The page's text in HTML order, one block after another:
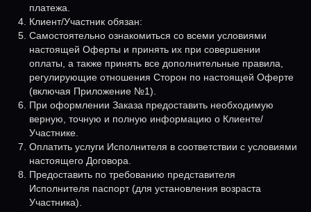
платежа.
Клиент/Участник обязан:
Самостоятельно ознакомиться со всеми условиями
настоящей Оферты и принять их при совершении
оплаты, а также принять все дополнительные правила,
регулирующие отношения Сторон по настоящей Оферте
(включая Приложение №1).
При оформлении Заказа предоставить необходимую
верную, точную и полную информацию о Клиенте/
Участнике.
Оплатить услуги Исполнителя в соответствии с условиями
настоящего Договора.
Предоставить по требованию представителя
Исполнителя паспорт (для установления возраста
Участника).